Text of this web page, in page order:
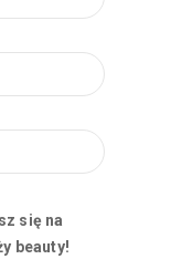
się na
beauty!